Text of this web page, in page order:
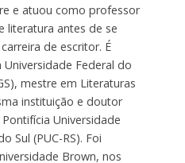
e atuou como professor
literatura antes de se
de escritor. É
Federal do
mestre em Literaturas
instituição e doutor
Universidade
Sul (PUC-RS). Foi
Brown, nos